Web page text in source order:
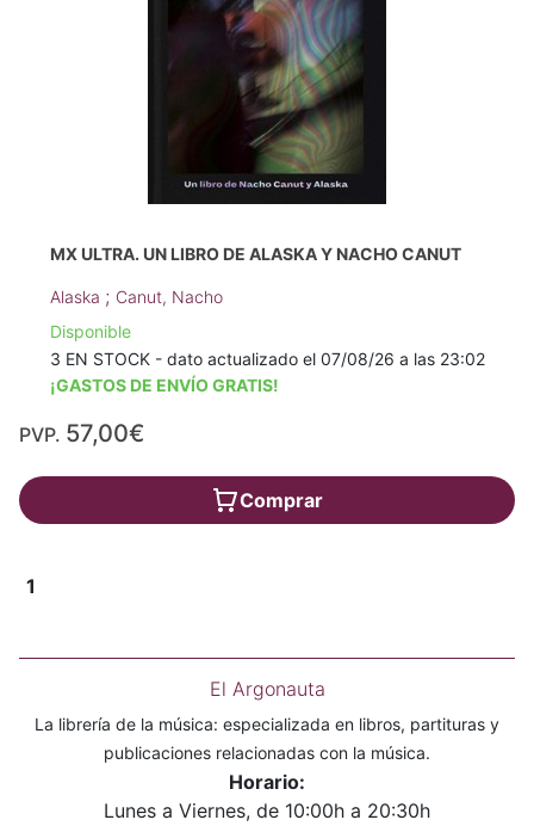
MX ULTRA. UN LIBRO DE ALASKA Y NACHO CANUT
Alaska ; Canut, Nacho
Disponible
3 EN STOCK - dato actualizado el 07/08/26 a las 23:02
¡GASTOS DE ENVÍO GRATIS!
PVP. 57,00€
Comprar
1
El Argonauta
La librería de la música: especializada en libros, partituras y
publicaciones relacionadas con la música.
Horario:
Lunes a Viernes, de 10:00h a 20:30h